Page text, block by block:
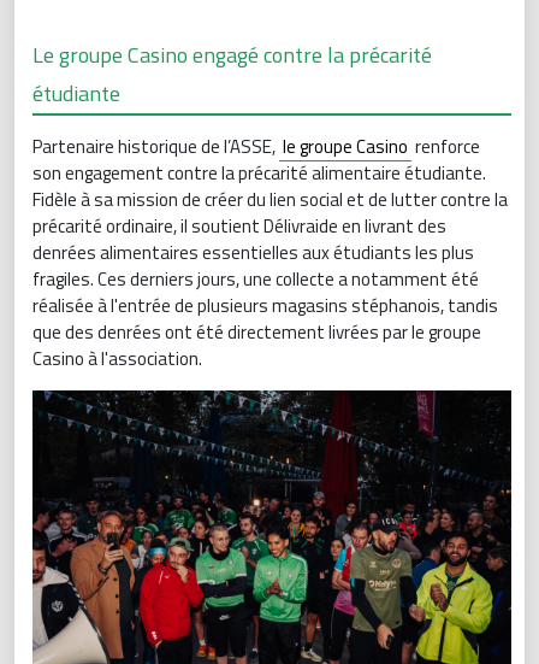
Le groupe Casino engagé contre la précarité
étudiante
Partenaire historique de l’ASSE, le groupe Casino renforce
son engagement contre la précarité alimentaire étudiante.
Fidèle à sa mission de créer du lien social et de lutter contre la
précarité ordinaire, il soutient Délivraide en livrant des
denrées alimentaires essentielles aux étudiants les plus
fragiles. Ces derniers jours, une collecte a notamment été
réalisée à l'entrée de plusieurs magasins stéphanois, tandis
que des denrées ont été directement livrées par le groupe
Casino à l'association.